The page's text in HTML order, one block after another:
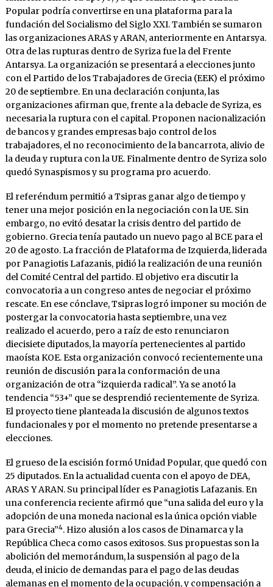
Popular podría convertirse en una plataforma para la
fundación del Socialismo del Siglo XXI. También se sumaron
las organizaciones ARAS y ARAN, anteriormente en Antarsya.
Otra de las rupturas dentro de Syriza fue la del Frente
Antarsya. La organización se presentará a elecciones junto
con el Partido de los Trabajadores de Grecia (EEK) el próximo
20 de septiembre. En una declaración conjunta, las
organizaciones afirman que, frente a la debacle de Syriza, es
necesaria la ruptura con el capital. Proponen nacionalización
de bancos y grandes empresas bajo control de los
trabajadores, el no reconocimiento de la bancarrota, alivio de
la deuda y ruptura con la UE. Finalmente dentro de Syriza solo
quedó Synaspismos y su programa pro acuerdo.
El referéndum permitió a Tsipras ganar algo de tiempo y
tener una mejor posición en la negociación con la UE. Sin
embargo, no evitó desatar la crisis dentro del partido de
gobierno. Grecia tenía pautado un nuevo pago al BCE para el
20 de agosto. La fracción de Plataforma de Izquierda, liderada
por Panagiotis Lafazanis, pidió la realización de una reunión
del Comité Central del partido. El objetivo era discutir la
convocatoria a un congreso antes de negociar el próximo
rescate. En ese cónclave, Tsipras logró imponer su moción de
postergar la convocatoria hasta septiembre, una vez
realizado el acuerdo, pero a raíz de esto renunciaron
diecisiete diputados, la mayoría pertenecientes al partido
maoísta KOE. Esta organización convocó recientemente una
reunión de discusión para la conformación de una
organización de otra “izquierda radical”. Ya se anotó la
tendencia “53+” que se desprendió recientemente de Syriza.
El proyecto tiene planteada la discusión de algunos textos
fundacionales y por el momento no pretende presentarse a
elecciones.
El grueso de la escisión formó Unidad Popular, que quedó con
25 diputados. En la actualidad cuenta con el apoyo de DEA,
ARAS Y ARAN. Su principal líder es Panagiotis Lafazanis. En
una conferencia reciente afirmó que “una salida del euro y la
adopción de una moneda nacional es la única opción viable
para Grecia”4. Hizo alusión a los casos de Dinamarca y la
República Checa como casos exitosos. Sus propuestas son la
abolición del memorándum, la suspensión al pago de la
deuda, el inicio de demandas para el pago de las deudas
alemanas en el momento de la ocupación, y compensación a